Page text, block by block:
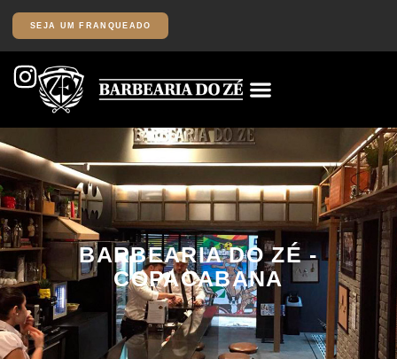
SEJA UM FRANQUEADO
BARBEARIA DO ZÉ -
COPACABANA